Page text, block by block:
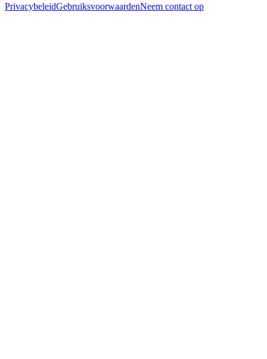
PrivacybeleidGebruiksvoorwaardenNeem contact op